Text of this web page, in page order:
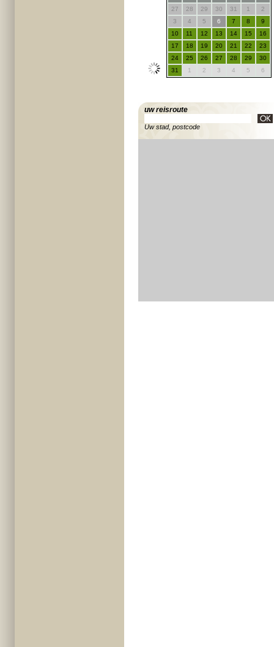
27
28 29 30 31 1
2
3
4 5 6 7 8
9
10
11 12 13 14 15
16
17
18 19 20 21 22
23
24
25 26 27 28 29
30
31
1 2 3 4 5 6
uw reisroute
Uw stad, postcode